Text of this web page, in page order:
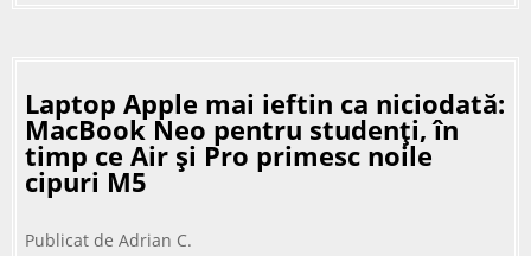
Laptop Apple mai ieftin ca niciodată:
MacBook Neo pentru studenți, în
timp ce Air și Pro primesc noile
cipuri M5
Publicat de Adrian C.